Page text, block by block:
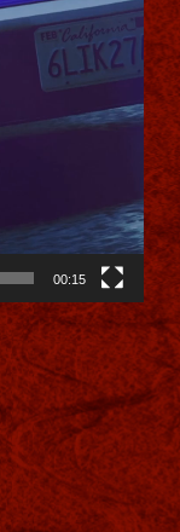
00:15